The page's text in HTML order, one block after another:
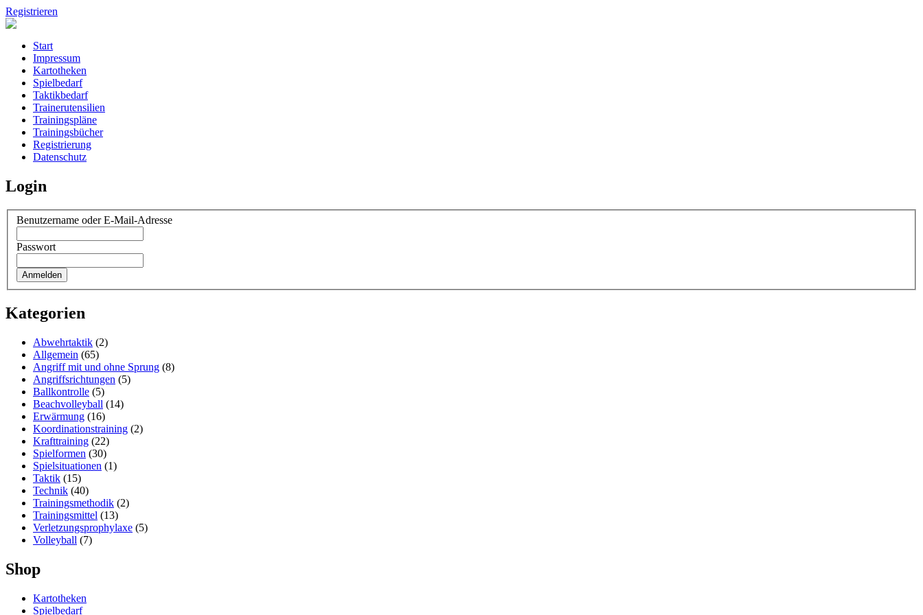
Registrieren
Start
Impressum
Kartotheken
Spielbedarf
Taktikbedarf
Trainerutensilien
Trainingspläne
Trainingsbücher
Registrierung
Datenschutz
Login
Benutzername oder E-Mail-Adresse
Passwort
Kategorien
Abwehrtaktik (2)
Allgemein (65)
Angriff mit und ohne Sprung (8)
Angriffsrichtungen (5)
Ballkontrolle (5)
Beachvolleyball (14)
Erwärmung (16)
Koordinationstraining (2)
Krafttraining (22)
Spielformen (30)
Spielsituationen (1)
Taktik (15)
Technik (40)
Trainingsmethodik (2)
Trainingsmittel (13)
Verletzungsprophylaxe (5)
Volleyball (7)
Shop
Kartotheken
Spielbedarf